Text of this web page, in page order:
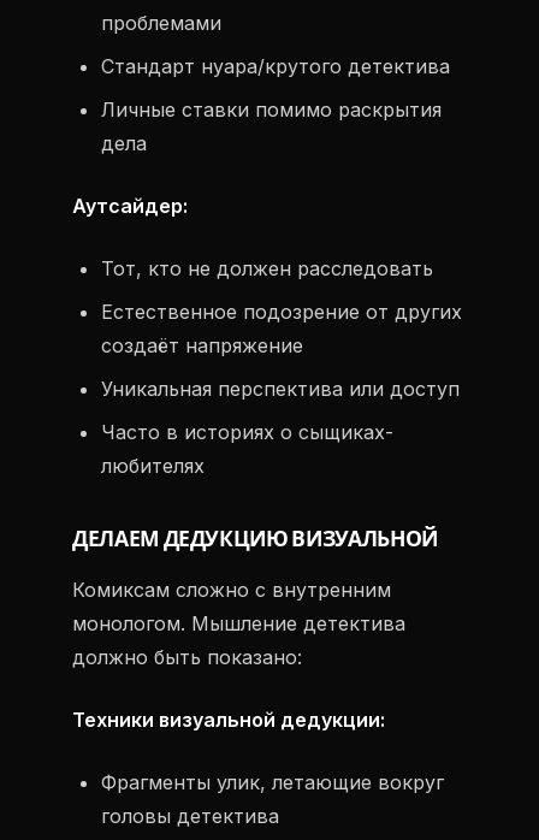
проблемами
Стандарт нуара/крутого детектива
Личные ставки помимо раскрытия
дела
Аутсайдер:
Тот, кто не должен расследовать
Естественное подозрение от других
создаёт напряжение
Уникальная перспектива или доступ
Часто в историях о сыщиках-
любителях
ДЕЛАЕМ ДЕДУКЦИЮ ВИЗУАЛЬНОЙ
Комиксам сложно с внутренним
монологом. Мышление детектива
должно быть показано:
Техники визуальной дедукции:
Фрагменты улик, летающие вокруг
головы детектива